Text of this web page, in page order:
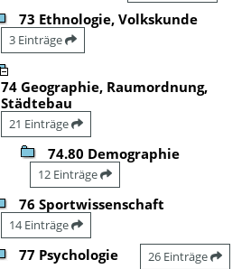
73 Ethnologie, Volkskunde
3 Einträge
74 Geographie, Raumordnung,
Städtebau
21 Einträge
74.80 Demographie
12 Einträge
76 Sportwissenschaft
14 Einträge
77 Psychologie 26 Einträge